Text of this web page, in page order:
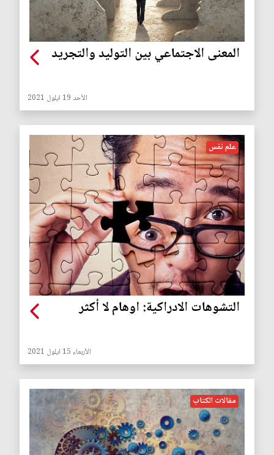
المعنى الاجتماعي بين التوليد والتجريد
الأحد 19 ايلول 2021
علم نفس
التشوهات الادراكية: اوهام لا أكثر
الأربعاء 15 ايلول 2021
مقالات الكتاب